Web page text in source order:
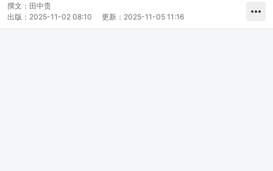
撰文： 田中贵
出版： 2025-11-02 08:10 更新： 2025-11-05 11:16